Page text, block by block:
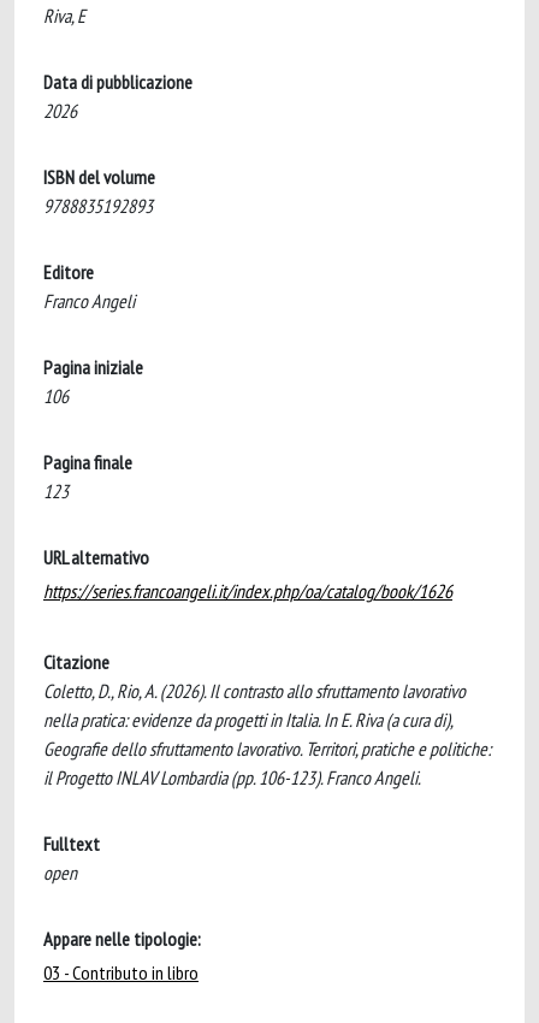
Riva, E
Data di pubblicazione
2026
ISBN del volume
9788835192893
Editore
Franco Angeli
Pagina iniziale
106
Pagina finale
123
URL alternativo
https://series.francoangeli.it/index.php/oa/catalog/book/1626
Citazione
Coletto, D., Rio, A. (2026). Il contrasto allo sfruttamento lavorativo
nella pratica: evidenze da progetti in Italia. In E. Riva (a cura di),
Geografie dello sfruttamento lavorativo. Territori, pratiche e politiche:
il Progetto INLAV Lombardia (pp. 106-123). Franco Angeli.
Fulltext
open
Appare nelle tipologie:
03 - Contributo in libro